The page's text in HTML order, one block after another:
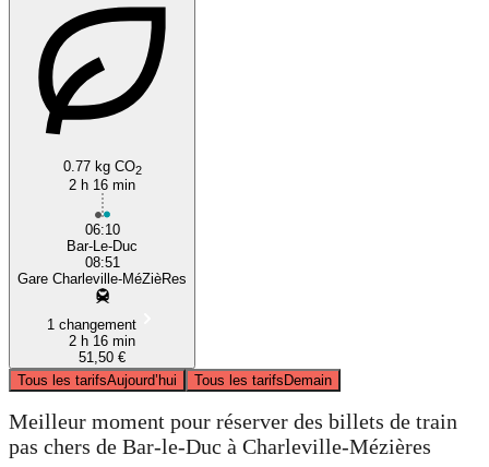
0.77 kg CO2
2 h 16 min
06:10
Bar-Le-Duc
08:51
Gare Charleville-MéZièRes
1 changement
2 h 16 min
51,50 €
Tous les tarifsAujourd’hui Tous les tarifsDemain
Meilleur moment pour réserver des billets de train
pas chers de Bar-le-Duc à Charleville-Mézières